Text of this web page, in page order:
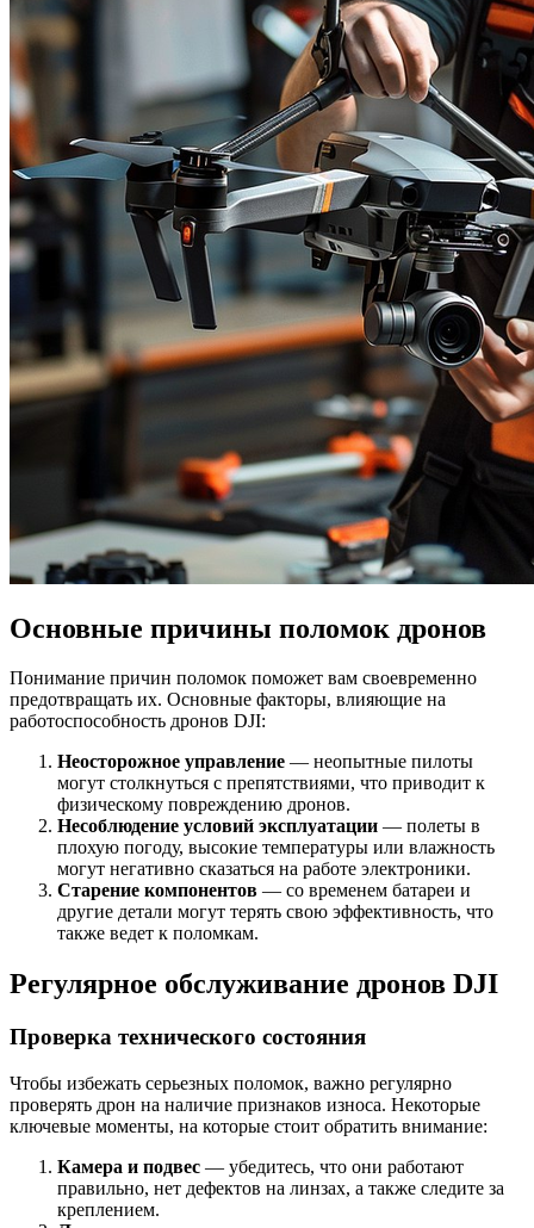
Основные причины поломок дронов
Понимание причин поломок поможет вам своевременно
предотвращать их. Основные факторы, влияющие на
работоспособность дронов DJI:
Неосторожное управление — неопытные пилоты
могут столкнуться с препятствиями, что приводит к
физическому повреждению дронов.
Несоблюдение условий эксплуатации — полеты в
плохую погоду, высокие температуры или влажность
могут негативно сказаться на работе электроники.
Старение компонентов — со временем батареи и
другие детали могут терять свою эффективность, что
также ведет к поломкам.
Регулярное обслуживание дронов DJI
Проверка технического состояния
Чтобы избежать серьезных поломок, важно регулярно
проверять дрон на наличие признаков износа. Некоторые
ключевые моменты, на которые стоит обратить внимание:
Камера и подвес — убедитесь, что они работают
правильно, нет дефектов на линзах, а также следите за
креплением.